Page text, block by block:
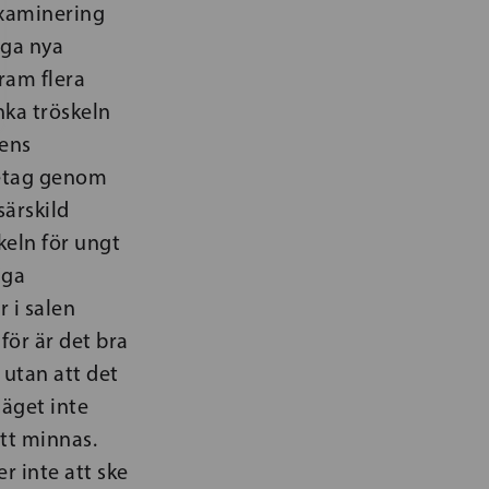
nya
flera
tröskeln
genom
för ungt
i salen
är det bra
att det
inte
minnas.
inte att ske